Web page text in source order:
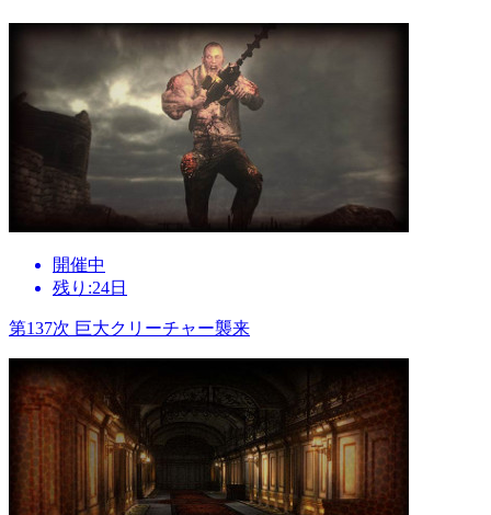
開催中
残り:24日
第137次 巨大クリーチャー襲来